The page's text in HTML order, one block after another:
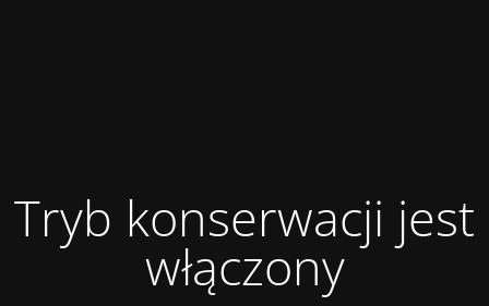
Tryb konserwacji jest
włączony